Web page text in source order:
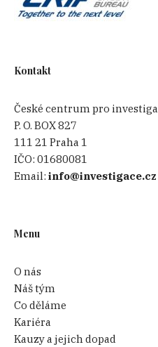
Kontakt
České centrum pro
P. O. BOX 827
111 21 Praha 1
IČO:01680081
Email:info@investigace.cz
Menu
O nás
Náš tým
Co děláme
Kariéra
Kauzy a jejich dopad